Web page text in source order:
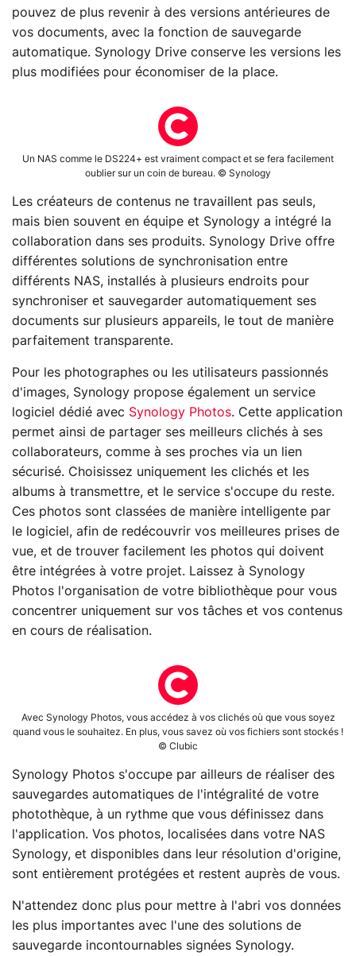
pouvez de plus revenir à des versions antérieures de
vos documents, avec la fonction de sauvegarde
automatique. Synology Drive conserve les versions les
plus modifiées pour économiser de la place.
Un NAS comme le DS224+ est vraiment compact et se fera facilement
oublier sur un coin de bureau. © Synology
Les créateurs de contenus ne travaillent pas seuls,
mais bien souvent en équipe et Synology a intégré la
collaboration dans ses produits. Synology Drive offre
différentes solutions de synchronisation entre
différents NAS, installés à plusieurs endroits pour
synchroniser et sauvegarder automatiquement ses
documents sur plusieurs appareils, le tout de manière
parfaitement transparente.
Pour les photographes ou les utilisateurs passionnés
d'images, Synology propose également un service
logiciel dédié avec Synology Photos. Cette application
permet ainsi de partager ses meilleurs clichés à ses
collaborateurs, comme à ses proches via un lien
sécurisé. Choisissez uniquement les clichés et les
albums à transmettre, et le service s'occupe du reste.
Ces photos sont classées de manière intelligente par
le logiciel, afin de redécouvrir vos meilleures prises de
vue, et de trouver facilement les photos qui doivent
être intégrées à votre projet. Laissez à Synology
Photos l'organisation de votre bibliothèque pour vous
concentrer uniquement sur vos tâches et vos contenus
en cours de réalisation.
Avec Synology Photos, vous accédez à vos clichés où que vous soyez
quand vous le souhaitez. En plus, vous savez où vos fichiers sont stockés !
© Clubic
Synology Photos s'occupe par ailleurs de réaliser des
sauvegardes automatiques de l'intégralité de votre
photothèque, à un rythme que vous définissez dans
l'application. Vos photos, localisées dans votre NAS
Synology, et disponibles dans leur résolution d'origine,
sont entièrement protégées et restent auprès de vous.
N'attendez donc plus pour mettre à l'abri vos données
les plus importantes avec l'une des solutions de
sauvegarde incontournables signées Synology.